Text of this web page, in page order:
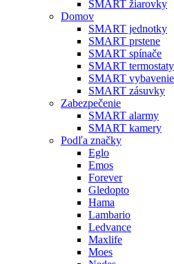
SMART žiarovky
Domov
SMART jednotky
SMART prstene
SMART spínače
SMART termostaty
SMART vybavenie
SMART zásuvky
Zabezpečenie
SMART alarmy
SMART kamery
Podľa značky
Eglo
Emos
Forever
Gledopto
Hama
Lambario
Ledvance
Maxlife
Moes